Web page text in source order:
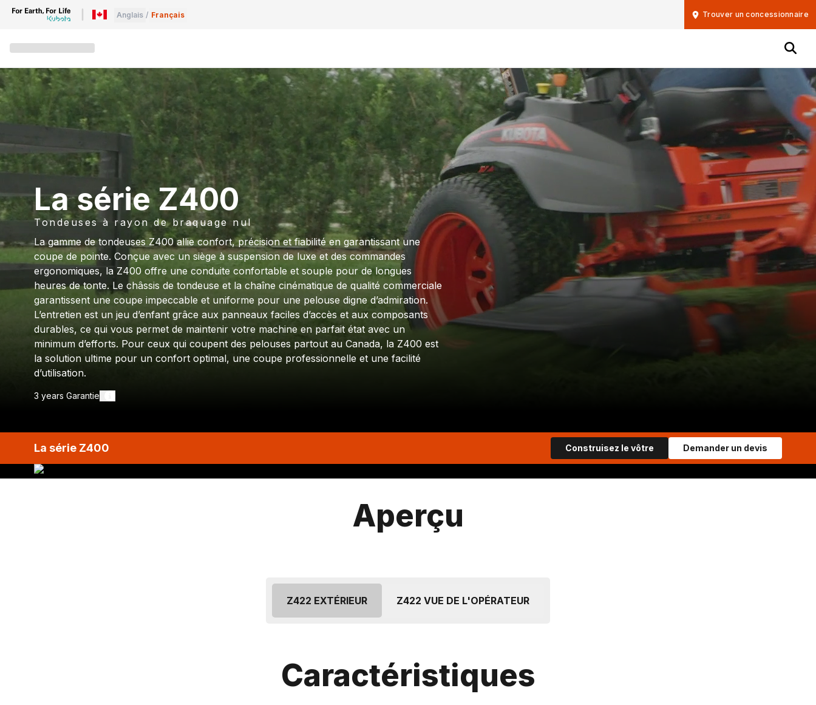
Anglais / Français Trouver un concessionnaire
La série Z400
Tondeuses à rayon de braquage nul
La gamme de tondeuses Z400 allie confort, précision et fiabilité en garantissant une
coupe de pointe. Conçue avec un siège à suspension de luxe et des commandes
ergonomiques, la Z400 offre une conduite confortable et souple pour de longues
heures de tonte. Le châssis de tondeuse et la chaîne cinématique de qualité commerciale
garantissent une coupe impeccable et uniforme pour une pelouse digne d’admiration.
L’entretien est un jeu d’enfant grâce aux panneaux faciles d’accès et aux composants
durables, ce qui vous permet de maintenir votre machine en parfait état avec un
minimum d’efforts. Pour ceux qui coupent des pelouses partout au Canada, la Z400 est
la solution ultime pour un confort optimal, une coupe professionnelle et une facilité
d’utilisation.
3 years Garantie
La série Z400 Construisez le vôtre Demander un devis
Aperçu
Z422 EXTÉRIEUR Z422 VUE DE L'OPÉRATEUR
Caractéristiques